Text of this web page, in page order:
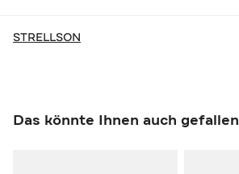
STRELLSON
Das könnte Ihnen auch gefallen